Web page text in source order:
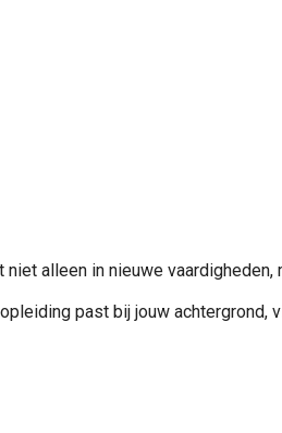
alleen in nieuwe vaardigheden,
past bij jouw achtergrond,